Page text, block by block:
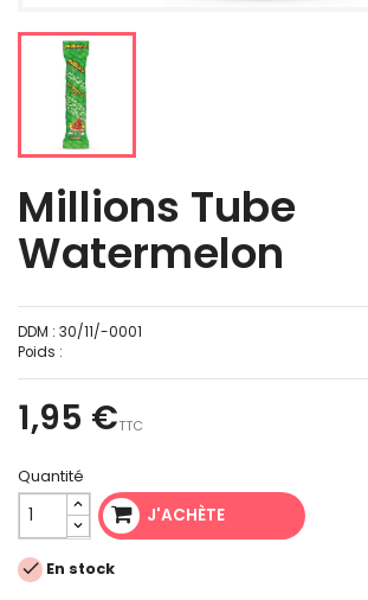
Millions Tube
Watermelon
DDM : 30/11/-0001
Poids :
1,95 €TTC
Quantité
J'ACHÈTE
 En stock